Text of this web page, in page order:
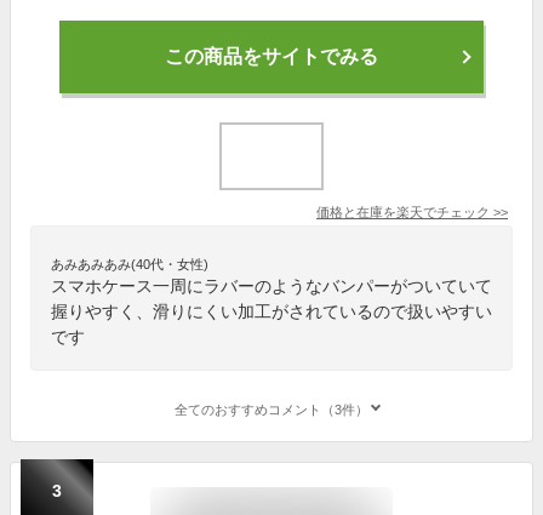
この商品をサイトでみる
価格と在庫を楽天でチェック >>
あみあみあみ(40代・女性)
スマホケース一周にラバーのようなバンパーがついていて
握りやすく、滑りにくい加工がされているので扱いやすい
です
全てのおすすめコメント（3件）
3